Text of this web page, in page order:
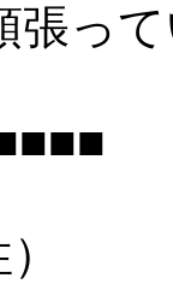
張っ